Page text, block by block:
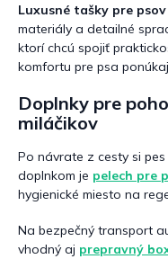
Luxusné tašky pre psov
materiály a detailné
ktorí chcú spojiť
komfortu pre psa
Doplnky pre
miláčikov
Po návrate z cesty si
doplnkom je pelech pre
hygienické miesto na
Na bezpečný transport
vhodný aj prepravný